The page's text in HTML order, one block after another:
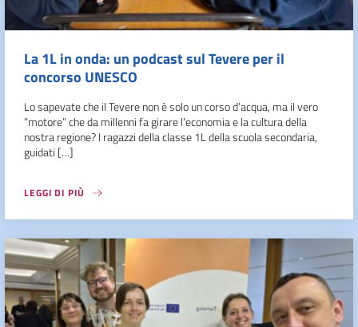
La 1L in onda: un podcast sul Tevere per il
concorso UNESCO
Lo sapevate che il Tevere non è solo un corso d’acqua, ma il vero
“motore” che da millenni fa girare l’economia e la cultura della
nostra regione? I ragazzi della classe 1L della scuola secondaria,
guidati […]
LEGGI DI PIÙ